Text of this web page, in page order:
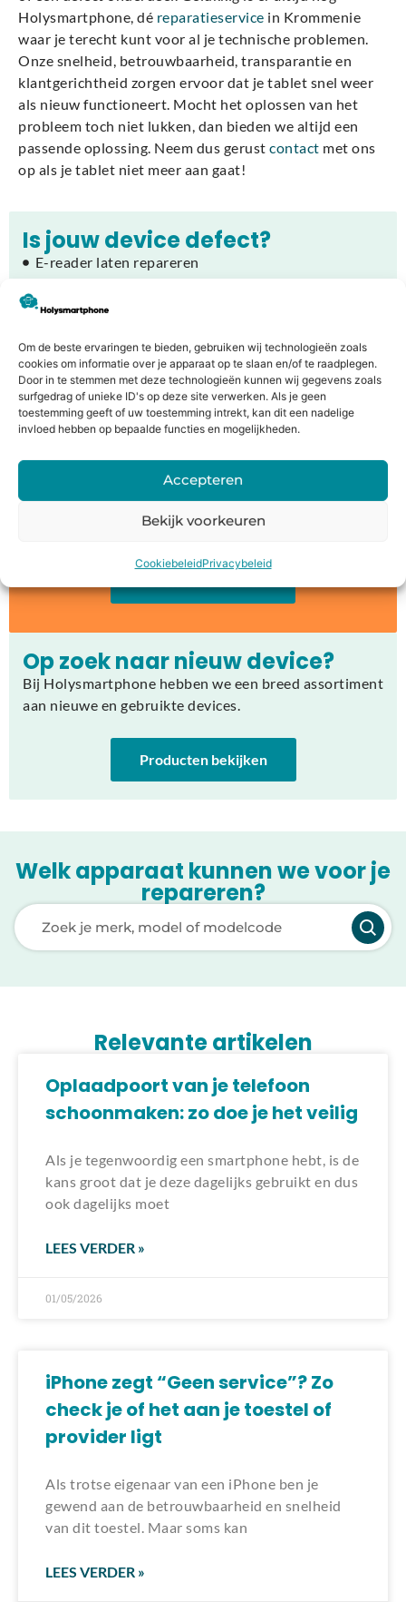
Om de beste ervaringen te bieden, gebruiken wij technologieën zoals
cookies om informatie over je apparaat op te slaan en/of te raadplegen.
Door in te stemmen met deze technologieën kunnen wij gegevens zoals
surfgedrag of unieke ID's op deze site verwerken. Als je geen
toestemming geeft of uw toestemming intrekt, kan dit een nadelige
invloed hebben op bepaalde functies en mogelijkheden.
Accepteren
Bekijk voorkeuren
CookiebeleidPrivacybeleid
Holysmartphone, dé reparatieservice in Krommenie
waar je terecht kunt voor al je technische problemen.
Onze snelheid, betrouwbaarheid, transparantie en
klantgerichtheid zorgen ervoor dat je tablet snel weer
als nieuw functioneert. Mocht het oplossen van het
probleem toch niet lukken, dan bieden we altijd een
passende oplossing. Neem dus gerust contact met ons
op als je tablet niet meer aan gaat!
Is jouw device defect?
E-reader laten repareren
iPhone laten repareren
MacBook laten repareren
Ander apparaat laten repareren?
Jouw oude apparaat inruilen of
verkopen?
Bij Holysmartphone bieden wij jouw de mogelijkheid
om een oude smartphone, tablet, laptop of console in
te ruilen voor korting op een nieuw toestel of direct
Op zoek naar nieuw device?
Bij Holysmartphone hebben we een breed assortiment
aan nieuwe en gebruikte devices.
Producten bekijken
Welk apparaat kunnen we voor je
repareren?
Relevante artikelen
Oplaadpoort van je telefoon
schoonmaken: zo doe je het veilig
Als je tegenwoordig een smartphone hebt, is de
kans groot dat je deze dagelijks gebruikt en dus
ook dagelijks moet
LEES VERDER »
01/05/2026
iPhone zegt “Geen service”? Zo
check je of het aan je toestel of
provider ligt
Als trotse eigenaar van een iPhone ben je
gewend aan de betrouwbaarheid en snelheid
van dit toestel. Maar soms kan
LEES VERDER »